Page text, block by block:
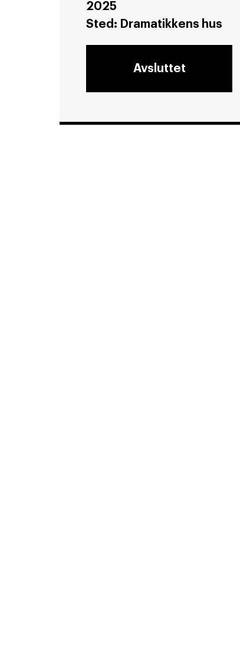
2025
Sted: Dramatikkens hus
Avsluttet